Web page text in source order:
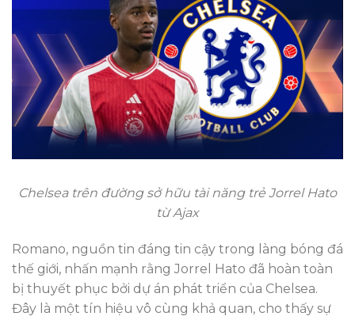
Chelsea trên đường sở hữu tài năng trẻ Jorrel Hato
từ Ajax
Romano, nguồn tin đáng tin cậy trong làng bóng đá
thế giới, nhấn mạnh rằng Jorrel Hato đã hoàn toàn
bị thuyết phục bởi dự án phát triển của Chelsea.
Đây là một tín hiệu vô cùng khả quan, cho thấy sự